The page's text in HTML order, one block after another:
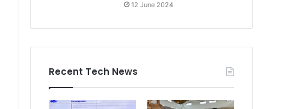
12 June 2024
Recent Tech News